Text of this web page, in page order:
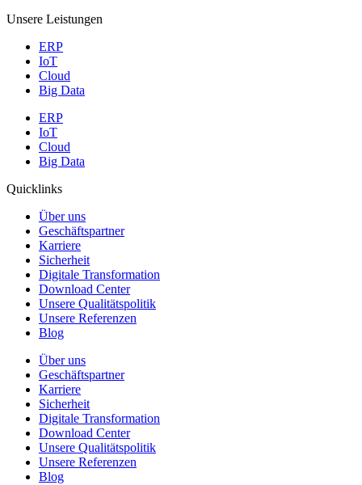
Unsere Leistungen
ERP
IoT
Cloud
Big Data
ERP
IoT
Cloud
Big Data
Quicklinks
Über uns
Geschäftspartner
Karriere
Sicherheit
Digitale Transformation
Download Center
Unsere Qualitätspolitik
Unsere Referenzen
Blog
Über uns
Geschäftspartner
Karriere
Sicherheit
Digitale Transformation
Download Center
Unsere Qualitätspolitik
Unsere Referenzen
Blog